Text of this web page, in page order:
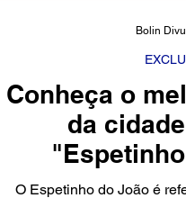
de proporcionar o
reconhecimento e
Conheça o
da
O Espetinho do João é
Bolin